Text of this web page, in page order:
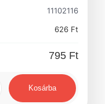
11102116
626 Ft
795 Ft
Kosárba